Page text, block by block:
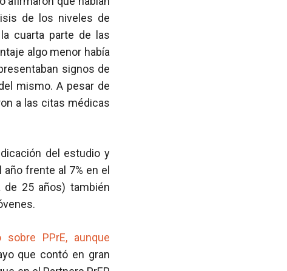
de los niveles de
cuarta parte de las
algo menor había
signos de
mismo. A pesar de
a las citas médicas
del estudio y
año frente al 7% en el
25 años) también
sobre PPrE, aunque
que contó en gran